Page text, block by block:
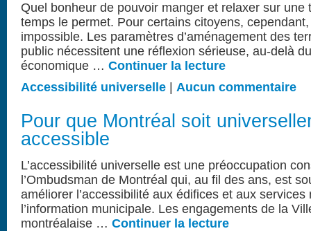
Quel bonheur de pouvoir manger et relaxer sur une
temps le permet. Pour certains citoyens, cependant,
impossible. Les paramètres d’aménagement des
public nécessitent une réflexion sérieuse, au-delà
économique … Continuer la lecture
Accessibilité universelle
Aucun commentaire
Pour que Montréal soit
accessible
L’accessibilité universelle est une préoccupation
l’Ombudsman de Montréal qui, au fil des ans, est
améliorer l’accessibilité aux édifices et aux services
l’information municipale. Les engagements de la
montréalaise … Continuer la lecture